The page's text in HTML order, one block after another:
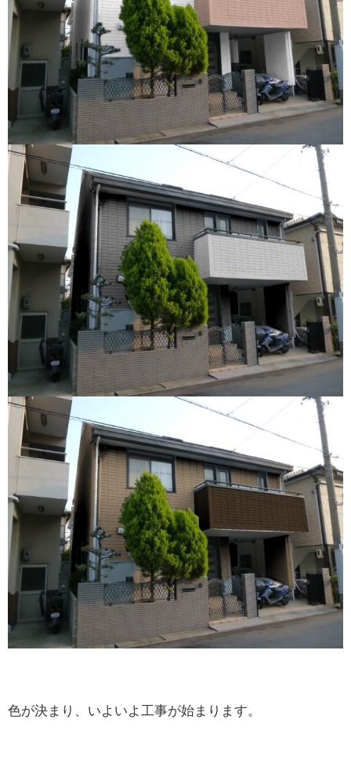
色が決まり、いよいよ工事が始まります。